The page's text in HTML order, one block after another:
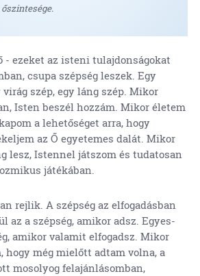
ezeket az isteni tulajdonságokat
csupa szépség leszek. Egy
szép, egy láng szép. Mikor
Isten beszél hozzám. Mikor életem
a lehetőséget arra, hogy
az Ő egyetemes dalát. Mikor
lesz, Istennel játszom és tudatosan
játékában.
rejlik. A szépség az elfogadásban
az a szépség, amikor adsz. Egyes-
amikor valamit elfogadsz. Mikor
hogy még mielőtt adtam volna, a
mosolyog felajánlásomban,